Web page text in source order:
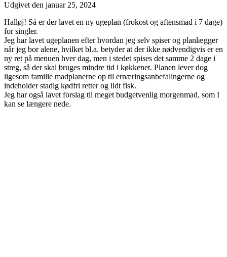
Udgivet den januar 25, 2024
Halløj! Så er der lavet en ny ugeplan (frokost og aftensmad i 7 dage)
for singler.
Jeg har lavet ugeplanen efter hvordan jeg selv spiser og planlægger
når jeg bor alene, hvilket bl.a. betyder at der ikke nødvendigvis er en
ny ret på menuen hver dag, men i stedet spises det samme 2 dage i
streg, så der skal bruges mindre tid i køkkenet. Planen lever dog
ligesom familie madplanerne op til ernæringsanbefalingerne og
indeholder stadig kødfri retter og lidt fisk.
Jeg har også lavet forslag til meget budgetvenlig morgenmad, som I
kan se længere nede.